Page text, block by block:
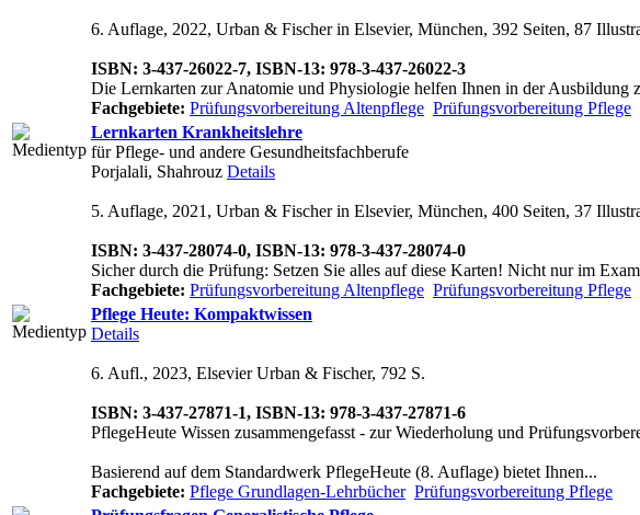
6. Auflage, 2022, Urban & Fischer in Elsevier, München, 392 Seiten, 87
ISBN: 3-437-26022-7, ISBN-13: 978-3-437-26022-3
Die Lernkarten zur Anatomie und Physiologie helfen Ihnen in der Ausbildung
Fachgebiete: Prüfungsvorbereitung Altenpflege Prüfungsvorbereitung Pflege
Lernkarten Krankheitslehre
für Pflege- und andere Gesundheitsfachberufe
Porjalali, Shahrouz Details
5. Auflage, 2021, Urban & Fischer in Elsevier, München, 400 Seiten, 37
ISBN: 3-437-28074-0, ISBN-13: 978-3-437-28074-0
Sicher durch die Prüfung: Setzen Sie alles auf diese Karten! Nicht nur im
Fachgebiete: Prüfungsvorbereitung Altenpflege Prüfungsvorbereitung Pflege
Pflege Heute: Kompaktwissen
Details
6. Aufl., 2023, Elsevier Urban & Fischer, 792 S.
ISBN: 3-437-27871-1, ISBN-13: 978-3-437-27871-6
PflegeHeute Wissen zusammengefasst - zur Wiederholung und
Basierend auf dem Standardwerk PflegeHeute (8. Auflage) bietet Ihnen...
Fachgebiete: Pflege Grundlagen-Lehrbücher Prüfungsvorbereitung Pflege